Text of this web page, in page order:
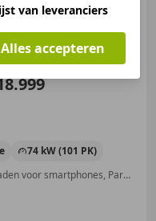
| LED | Camera |
| Car
74 kW (101 PK)
Automatische klimaatregeling, Inductieladen voor smartphones, Parkeerhulp voor, Dodehoekdetectie, Keyless Entry, Parkeerhulp met camera, Grootlichtassistent, Navigatiesysteem
van leveranciers
Alles accepteren